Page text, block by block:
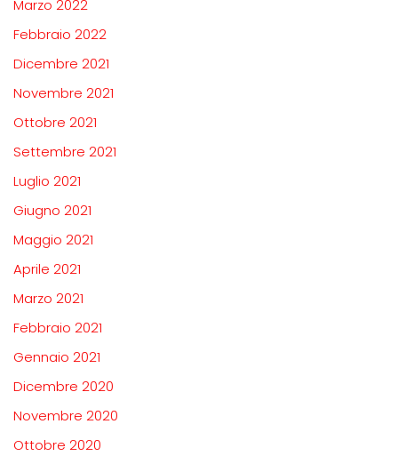
Marzo 2022
Febbraio 2022
Dicembre 2021
Novembre 2021
Ottobre 2021
Settembre 2021
Luglio 2021
Giugno 2021
Maggio 2021
Aprile 2021
Marzo 2021
Febbraio 2021
Gennaio 2021
Dicembre 2020
Novembre 2020
Ottobre 2020